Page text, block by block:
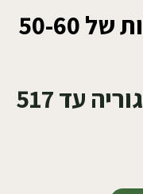
חלקות בכביש במהירות של 50-60
הטרקטור הגדול בקטגוריה עד 517